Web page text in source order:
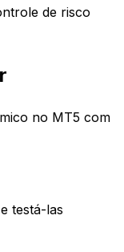
de risco
no MT5 com
testá-las